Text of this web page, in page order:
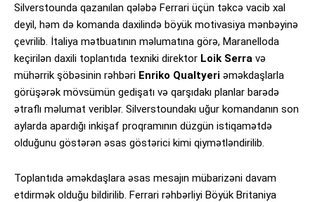
Silverstounda qazanılan qələbə Ferrari üçün təkcə vacib xal
deyil, həm də komanda daxilində böyük motivasiya mənbəyinə
çevrilib. İtaliya mətbuatının məlumatına görə, Maranelloda
keçirilən daxili toplantıda texniki direktor Loik Serra və
mühərrik şöbəsinin rəhbəri Enriko Qualtyeri əməkdaşlarla
görüşərək mövsümün gedişatı və qarşıdakı planlar barədə
ətraflı məlumat veriblər. Silverstoundakı uğur komandanın son
aylarda apardığı inkişaf proqramının düzgün istiqamətdə
olduğunu göstərən əsas göstərici kimi qiymətləndirilib.
Toplantıda əməkdaşlara əsas mesajın mübarizəni davam
etdirmək olduğu bildirilib. Ferrari rəhbərliyi Böyük Britaniya